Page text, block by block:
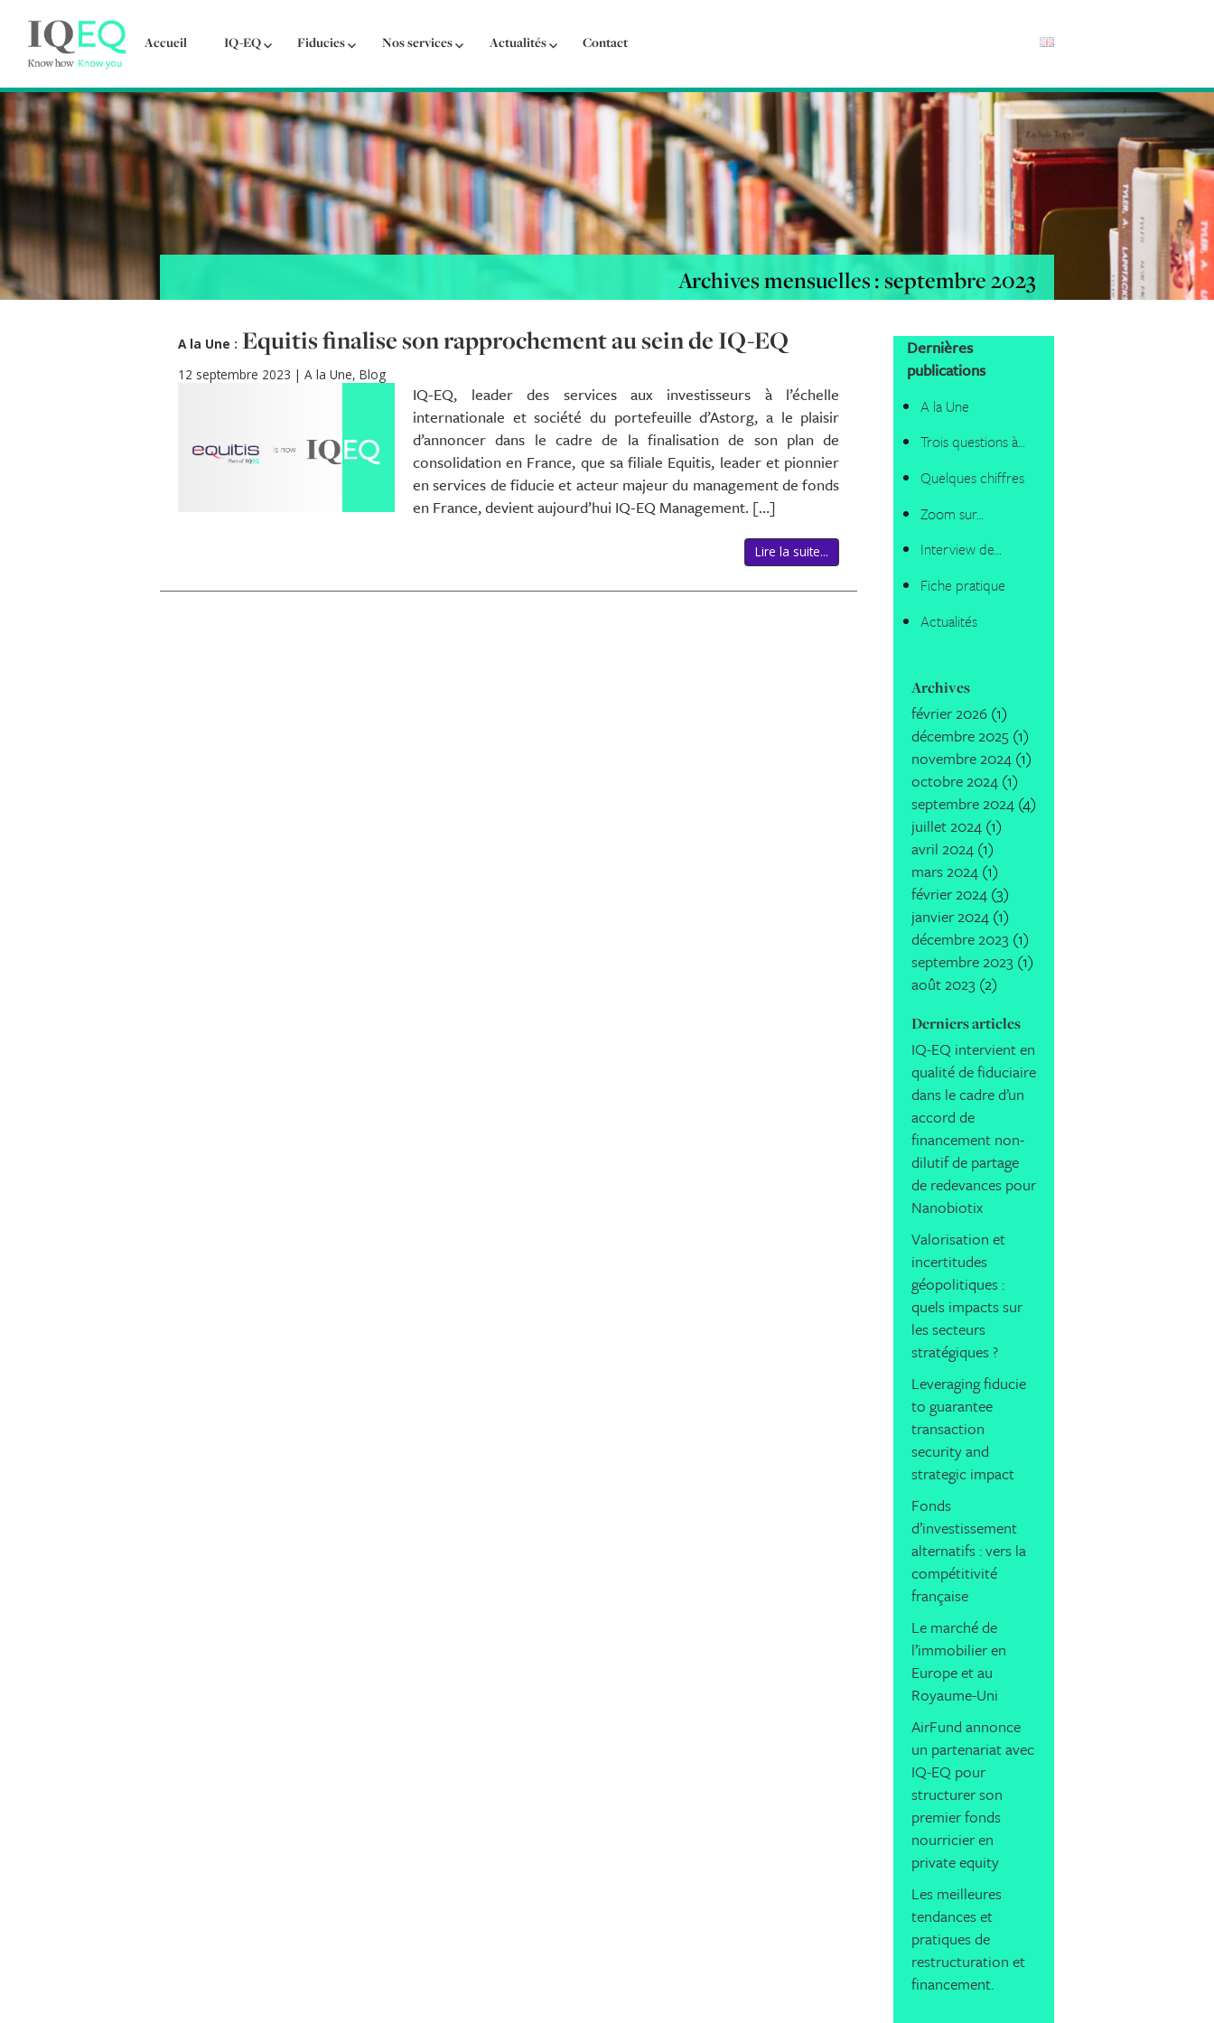
Accueil IQ-EQ Fiducies Nos services Actualités Contact
Archives mensuelles : septembre 2023
A la Une : Equitis finalise son rapprochement au sein de IQ-EQ
12 septembre 2023 | A la Une, Blog
IQ-EQ, leader des services aux investisseurs à l’échelle
internationale et société du portefeuille d’Astorg, a le plaisir
d’annoncer dans le cadre de la finalisation de son plan de
consolidation en France, que sa filiale Equitis, leader et pionnier
en services de fiducie et acteur majeur du management de fonds
en France, devient aujourd’hui IQ-EQ Management. […]
Lire la suite...
Dernières
publications
A la Une
Trois questions à…
Quelques chiffres
Zoom sur…
Interview de…
Fiche pratique
Actualités
Archives
février 2026(1)
décembre 2025 (1)
novembre 2024(1)
octobre 2024(1)
septembre 2024(4)
juillet 2024(1)
avril 2024(1)
mars 2024(1)
février 2024(3)
janvier 2024(1)
décembre 2023(1)
septembre 2023(1)
août 2023(2)
Derniers articles
IQ-EQ intervient en
qualité de fiduciaire
dans le cadre d’un
accord de
financement non-
dilutif de partage
de redevances pour
Nanobiotix
Valorisation et
incertitudes
géopolitiques :
quels impacts sur
les secteurs
stratégiques ?
Leveraging fiducie
to guarantee
transaction
security and
strategic impact
Fonds
d’investissement
alternatifs : vers la
compétitivité
française
Le marché de
l’immobilier en
Europe et au
Royaume-Uni
AirFund annonce
un partenariat avec
IQ-EQ pour
structurer son
premier fonds
nourricier en
private equity
Les meilleures
tendances et
pratiques de
restructuration et
financement.